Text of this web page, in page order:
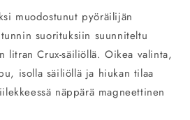
muodostunut pyöräilijän
suorituksiin suunniteltu
litran Crux-säiliöllä. Oikea valinta,
isolla säiliöllä ja hiukan tilaa
näppärä magneettinen